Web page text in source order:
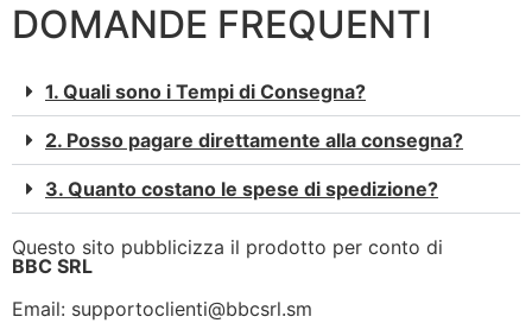
DOMANDE FREQUENTI
1. Quali sono i Tempi di Consegna?
2. Posso pagare direttamente alla consegna?
3. Quanto costano le spese di spedizione?
Questo sito pubblicizza il prodotto per conto di
BBC SRL
Email: supportoclienti@bbcsrl.sm